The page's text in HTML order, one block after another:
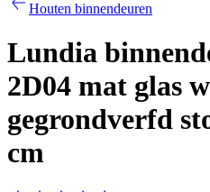
Houten binnendeuren
Lundia
2D04 mat glas
gegrondverfd
cm